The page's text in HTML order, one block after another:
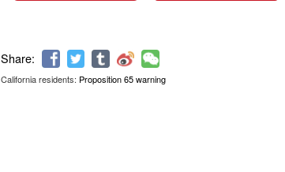
California residents: Proposition 65 warning